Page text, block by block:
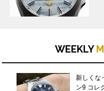
WEEKLY
新しくな
ン9 コレ